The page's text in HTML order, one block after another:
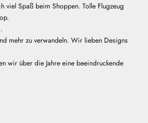
viel Spaß beim Shoppen. Tolle Flugzeug
mehr zu verwandeln. Wir lieben Designs
wir über die Jahre eine beeindruckende